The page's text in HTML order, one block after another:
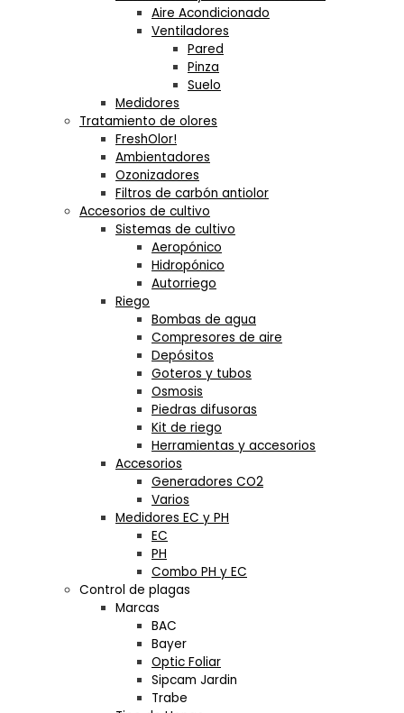
Aire Acondicionado
Ventiladores
Pared
Pinza
Suelo
Medidores
Tratamiento de olores
FreshOlor!
Ambientadores
Ozonizadores
Filtros de carbón antiolor
Accesorios de cultivo
Sistemas de cultivo
Aeropónico
Hidropónico
Autorriego
Riego
Bombas de agua
Compresores de aire
Depósitos
Goteros y tubos
Osmosis
Piedras difusoras
Kit de riego
Herramientas y accesorios
Accesorios
Generadores CO2
Varios
Medidores EC y PH
EC
PH
Combo PH y EC
Control de plagas
Marcas
BAC
Bayer
Optic Foliar
Sipcam Jardin
Trabe